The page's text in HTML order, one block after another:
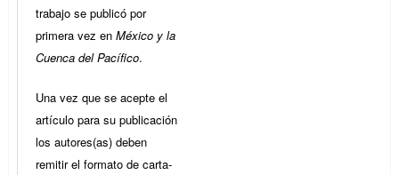
trabajo se publicó por
primera vez en México y la
Cuenca del Pacífico.
Una vez que se acepte el
artículo para su publicación
los autores(as) deben
remitir el formato de carta-